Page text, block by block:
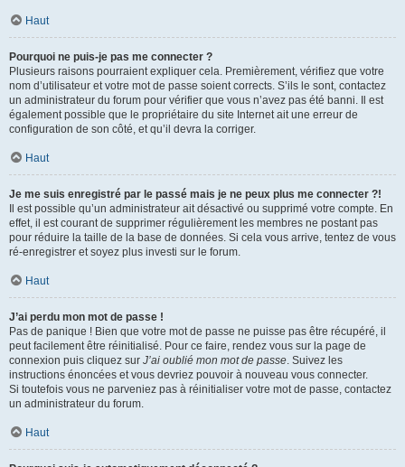
Haut
Pourquoi ne puis-je pas me connecter ?
Plusieurs raisons pourraient expliquer cela. Premièrement, vérifiez que votre
nom d’utilisateur et votre mot de passe soient corrects. S’ils le sont, contactez
un administrateur du forum pour vérifier que vous n’avez pas été banni. Il est
également possible que le propriétaire du site Internet ait une erreur de
configuration de son côté, et qu’il devra la corriger.
Haut
Je me suis enregistré par le passé mais je ne peux plus me connecter ?!
Il est possible qu’un administrateur ait désactivé ou supprimé votre compte. En
effet, il est courant de supprimer régulièrement les membres ne postant pas
pour réduire la taille de la base de données. Si cela vous arrive, tentez de vous
ré-enregistrer et soyez plus investi sur le forum.
Haut
J’ai perdu mon mot de passe !
Pas de panique ! Bien que votre mot de passe ne puisse pas être récupéré, il
peut facilement être réinitialisé. Pour ce faire, rendez vous sur la page de
connexion puis cliquez sur J’ai oublié mon mot de passe. Suivez les
instructions énoncées et vous devriez pouvoir à nouveau vous connecter.
Si toutefois vous ne parveniez pas à réinitialiser votre mot de passe, contactez
un administrateur du forum.
Haut